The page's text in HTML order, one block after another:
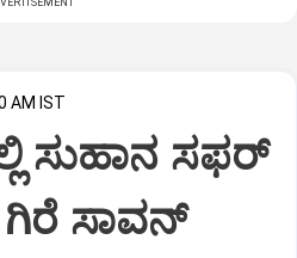
AM IST
ಸುಹಾನ ಸಫರ್
ಸಾವನ್